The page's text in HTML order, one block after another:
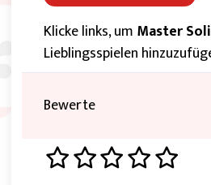
Klicke links, um Master
Lieblingsspielen
Bewerte